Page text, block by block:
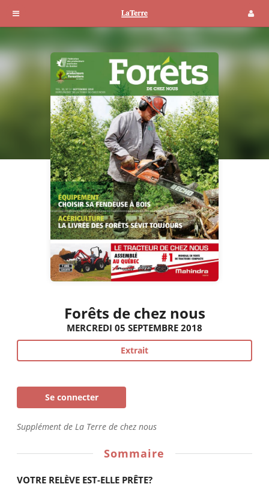
Forêts de chez nous
MERCREDI 05 SEPTEMBRE 2018
Extrait
Se connecter
Supplément de La Terre de chez nous
Sommaire
VOTRE RELÈVE EST-ELLE PRÊTE?